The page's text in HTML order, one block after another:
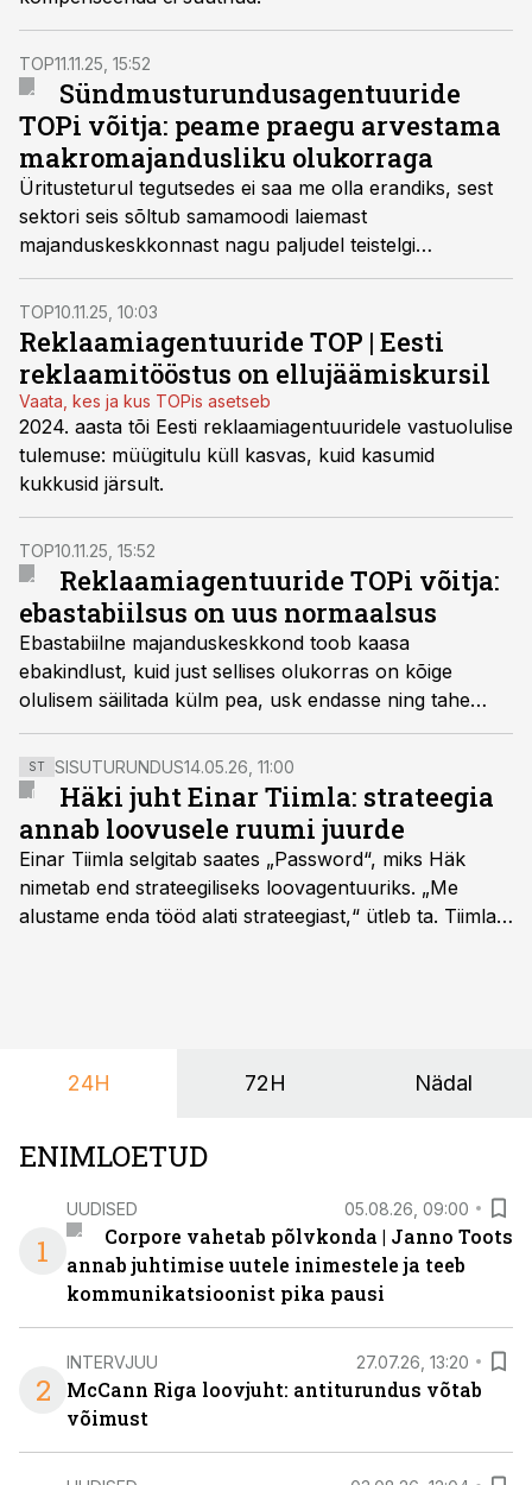
TOP11.11.25, 15:52
Sündmusturundusagentuuride
TOPi võitja: peame praegu arvestama
makromajandusliku olukorraga
Üritusteturul tegutsedes ei saa me olla erandiks, sest
sektori seis sõltub samamoodi laiemast
majanduskeskkonnast nagu paljudel teistelgi
valdkondadel, leiab Jolose juht Tanel Lillepalu.
TOP10.11.25, 10:03
Reklaamiagentuuride TOP | Eesti
reklaamitööstus on ellujäämiskursil
Vaata, kes ja kus TOPis asetseb
2024. aasta tõi Eesti reklaamiagentuuridele vastuolulise
tulemuse: müügitulu küll kasvas, kuid kasumid
kukkusid järsult.
TOP10.11.25, 15:52
Reklaamiagentuuride TOPi võitja:
ebastabiilsus on uus normaalsus
Ebastabiilne majanduskeskkond toob kaasa
ebakindlust, kuid just sellises olukorras on kõige
olulisem säilitada külm pea, usk endasse ning tahe
areneda ja kohaneda, ütleb tänavuse
Reklaamiagentuuride TOPi võitja.
ST SISUTURUNDUS14.05.26, 11:00
Häki juht Einar Tiimla: strateegia
annab loovusele ruumi juurde
Einar Tiimla selgitab saates „Password“, miks Häk
nimetab end strateegiliseks loovagentuuriks. „Me
alustame enda tööd alati strateegiast,“ ütleb ta. Tiimla
24H 72H Nädal
ENIMLOETUD
1
UUDISED 05.08.26, 09:00
Corpore vahetab põlvkonda | Janno Toots
annab juhtimise uutele inimestele ja teeb
kommunikatsioonist pika pausi
2
INTERVJUU 27.07.26, 13:20
McCann Riga loovjuht: antiturundus võtab
võimust